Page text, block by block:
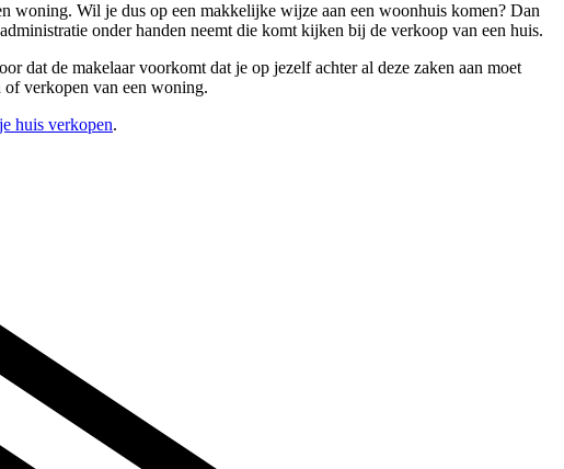
woning. Wil je dus op een makkelijke wijze aan een woonhuis komen? Dan
onder handen neemt die komt kijken bij de verkoop van een huis.
dat de makelaar voorkomt dat je op jezelf achter al deze zaken aan moet
of verkopen van een woning.
je huis verkopen.